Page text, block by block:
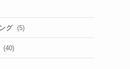
グ (5)
(40)